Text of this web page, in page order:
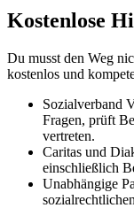
Kostenlose
Du musst den Weg
kostenlos und
Sozialverband
Fragen, prüft
vertreten.
Caritas und
einschließlich
Unabhängige